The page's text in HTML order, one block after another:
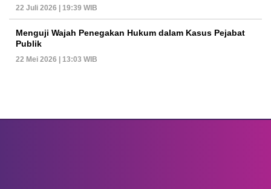
22 Juli 2026 | 19:39 WIB
Menguji Wajah Penegakan Hukum dalam Kasus Pejabat
Publik
22 Mei 2026 | 13:03 WIB